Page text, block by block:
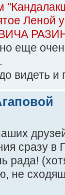
Леной
еще
видеть и
сразу в
рада!
не